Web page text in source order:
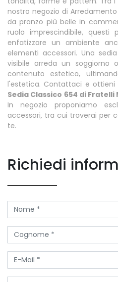
nostro negozio di
da pranzo più belle in
ruolo imprescindibile, questi
enfatizzare un ambiente
elementi accessori. Una
visibile arreda un
contenuto estetico,
l'estetica. Contattaci e ottieni
Sedia Classico 654 di
In negozio proponiamo
accessori, tra cui troverai per
te.
Richiedi